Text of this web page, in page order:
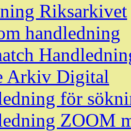
Riksarkivet
handledning
Arkiv Digital
för
ZOOM